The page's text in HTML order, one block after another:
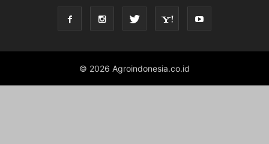
© 2026 Agroindonesia.co.id